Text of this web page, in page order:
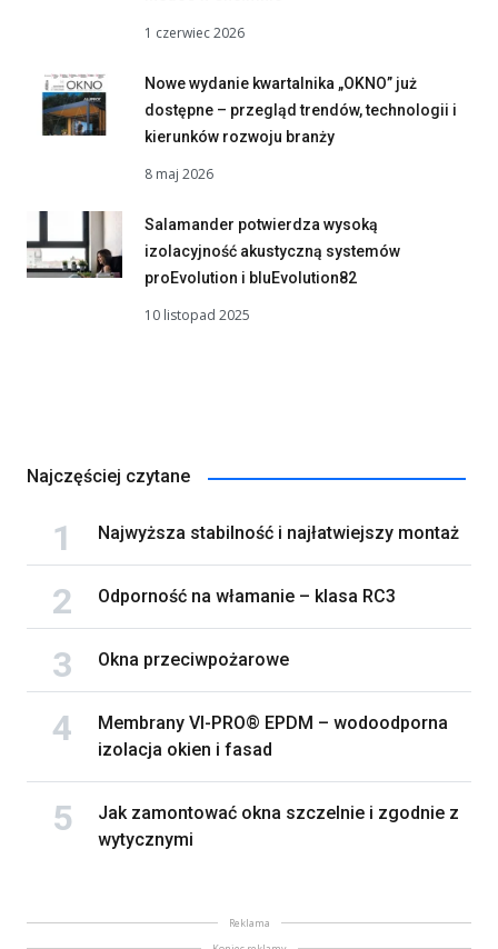
1 czerwiec 2026
Nowe wydanie kwartalnika „OKNO” już
dostępne – przegląd trendów, technologii i
kierunków rozwoju branży
8 maj 2026
Salamander potwierdza wysoką
izolacyjność akustyczną systemów
proEvolution i bluEvolution82
10 listopad 2025
Najczęściej czytane
Najwyższa stabilność i najłatwiejszy montaż
Odporność na włamanie – klasa RC3
Okna przeciwpożarowe
Membrany VI-PRO® EPDM – wodoodporna
izolacja okien i fasad
Jak zamontować okna szczelnie i zgodnie z
wytycznymi
Reklama